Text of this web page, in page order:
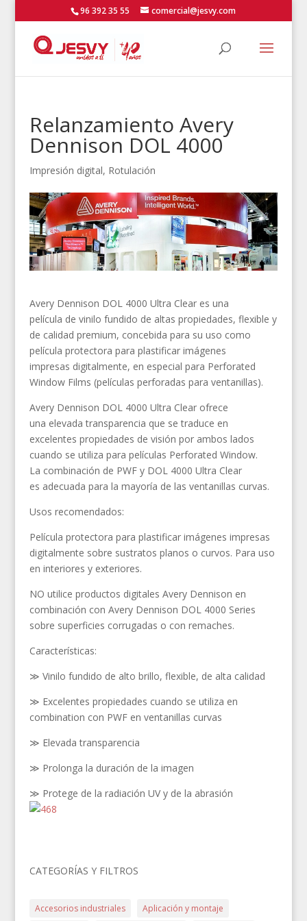
96 392 35 55 comercial@jesvy.com
Relanzamiento Avery
Dennison DOL 4000
Impresión digital, Rotulación
Avery Dennison DOL 4000 Ultra Clear es una
película de vinilo fundido de altas propiedades, flexible y
de calidad premium, concebida para su uso como
película protectora para plastificar imágenes
impresas digitalmente, en especial para Perforated
Window Films (películas perforadas para ventanillas).
Avery Dennison DOL 4000 Ultra Clear ofrece
una elevada transparencia que se traduce en
excelentes propiedades de visión por ambos lados
cuando se utiliza para películas Perforated Window.
La combinación de PWF y DOL 4000 Ultra Clear
es adecuada para la mayoría de las ventanillas curvas.
Usos recomendados:
Película protectora para plastificar imágenes impresas
digitalmente sobre sustratos planos o curvos. Para uso
en interiores y exteriores.
NO utilice productos digitales Avery Dennison en
combinación con Avery Dennison DOL 4000 Series
sobre superficies corrugadas o con remaches.
Características:
≫ Vinilo fundido de alto brillo, flexible, de alta calidad
≫ Excelentes propiedades cuando se utiliza en
combination con PWF en ventanillas curvas
≫ Elevada transparencia
≫ Prolonga la duración de la imagen
≫ Protege de la radiación UV y de la abrasión
CATEGORÍAS Y FILTROS
Accesorios industriales Aplicación y montaje